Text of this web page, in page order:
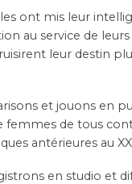
ont mis leur
au service de
leur destin
et jouons en
femmes de tous
antérieures au
en studio et